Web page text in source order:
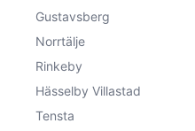
Gustavsberg
Norrtälje
Rinkeby
Hässelby Villastad
Tensta